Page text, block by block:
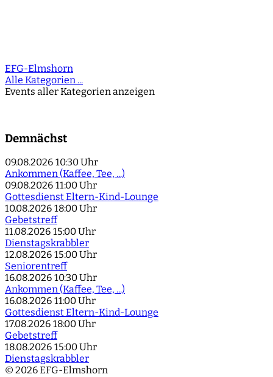
EFG-Elmshorn
Alle Kategorien ...
Events aller Kategorien anzeigen
Demnächst
09.08.2026 10:30 Uhr
Ankommen (Kaffee, Tee, ...)
09.08.2026 11:00 Uhr
Gottesdienst Eltern-Kind-Lounge
10.08.2026 18:00 Uhr
Gebetstreff
11.08.2026 15:00 Uhr
Dienstagskrabbler
12.08.2026 15:00 Uhr
Seniorentreff
16.08.2026 10:30 Uhr
Ankommen (Kaffee, Tee, ...)
16.08.2026 11:00 Uhr
Gottesdienst Eltern-Kind-Lounge
17.08.2026 18:00 Uhr
Gebetstreff
18.08.2026 15:00 Uhr
Dienstagskrabbler
© 2026 EFG-Elmshorn